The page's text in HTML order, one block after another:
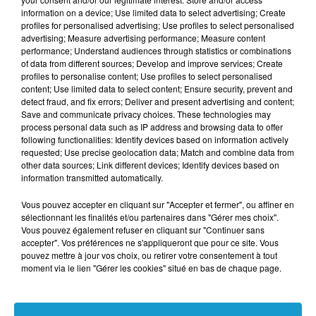
LES BRETONS, CHAMPIONS DU TRI… MAIS
AUSSI DE LA PRODUCTION DE DÉCHETS
GRÈVE SNCF DU 5 JUIN : FORTE PAGAILLE SUR
LES TER EN BRETAGNE,...
information on a device; Use limited data to select advertising; Create
profiles for personalised advertising; Use profiles to select personalised
advertising; Measure advertising performance; Measure content
performance; Understand audiences through statistics or combinations
of data from different sources; Develop and improve services; Create
profiles to personalise content; Use profiles to select personalised
content; Use limited data to select content; Ensure security, prevent and
detect fraud, and fix errors; Deliver and present advertising and content;
Save and communicate privacy choices. These technologies may
process personal data such as IP address and browsing data to offer
following functionalities: Identify devices based on information actively
requested; Use precise geolocation data; Match and combine data from
other data sources; Link different devices; Identify devices based on
information transmitted automatically.
Vous pouvez accepter en cliquant sur "Accepter et fermer", ou affiner en
sélectionnant les finalités et/ou partenaires dans "Gérer mes choix".
Vous pouvez également refuser en cliquant sur "Continuer sans
accepter". Vos préférences ne s'appliqueront que pour ce site. Vous
pouvez mettre à jour vos choix, ou retirer votre consentement à tout
moment via le lien "Gérer les cookies" situé en bas de chaque page.